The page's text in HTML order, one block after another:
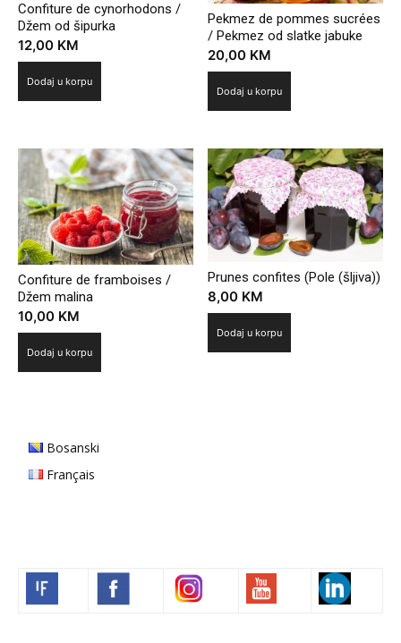
Confiture de cynorhodons /
Džem od šipurka
12,00 KM
Dodaj u korpu
Pekmez de pommes sucrées
/ Pekmez od slatke jabuke
20,00 KM
Dodaj u korpu
Confiture de framboises /
Džem malina
10,00 KM
Dodaj u korpu
Prunes confites (Pole (šljiva))
8,00 KM
Dodaj u korpu
Bosanski
Français